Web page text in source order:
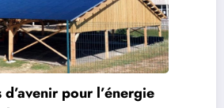
pour l’énergie